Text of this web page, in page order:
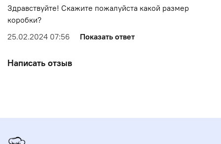
Здравствуйте! Скажите пожалуйста какой размер
коробки?
25.02.2024 07:56
Показать ответ
Написать отзыв